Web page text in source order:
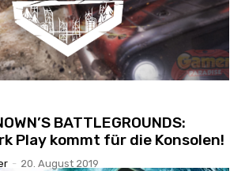
BATTLEGROUNDS:
Play kommt für die Konsolen!
- 20. August 2019